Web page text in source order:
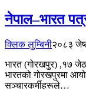
नेपाल–भारत
क्लिक लुम्बिनी२०८३
भारत (गोरखपुर) ,१७
भारतको गोरखपुरमा
सञ्चारकर्मीहरूले…